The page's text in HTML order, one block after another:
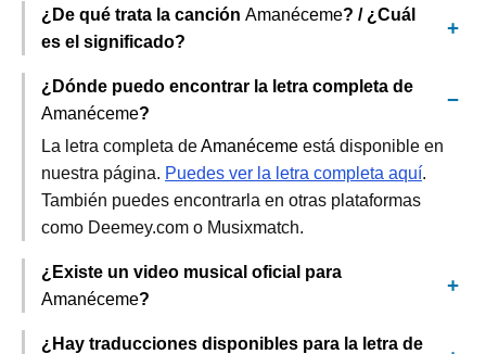
¿De qué trata la canción Amanéceme? / ¿Cuál
es el significado?
¿Dónde puedo encontrar la letra completa de
Amanéceme?
La letra completa deAmanéceme está disponible en
nuestra página. Puedes ver la letra completa aquí.
También puedes encontrarla en otras plataformas
como Deemey.com o Musixmatch.
¿Existe un video musical oficial para
Amanéceme?
¿Hay traducciones disponibles para la letra de